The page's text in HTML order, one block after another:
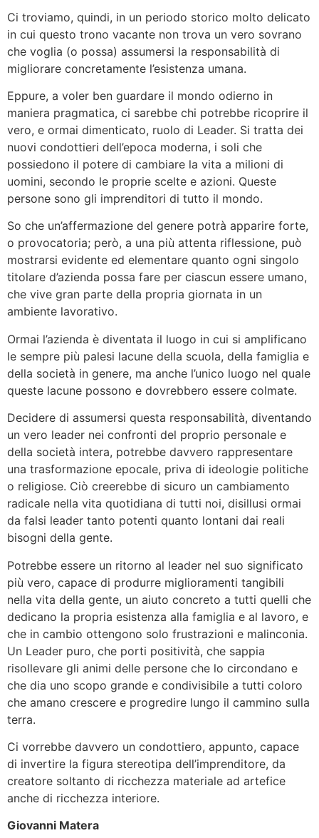
Ci troviamo, quindi, in un periodo storico molto delicato
in cui questo trono vacante non trova un vero sovrano
che voglia (o possa) assumersi la responsabilità di
migliorare concretamente l’esistenza umana.
Eppure, a voler ben guardare il mondo odierno in
maniera pragmatica, ci sarebbe chi potrebbe ricoprire il
vero, e ormai dimenticato, ruolo di Leader. Si tratta dei
nuovi condottieri dell’epoca moderna, i soli che
possiedono il potere di cambiare la vita a milioni di
uomini, secondo le proprie scelte e azioni. Queste
persone sono gli imprenditori di tutto il mondo.
So che un’affermazione del genere potrà apparire forte,
o provocatoria; però, a una più attenta riflessione, può
mostrarsi evidente ed elementare quanto ogni singolo
titolare d’azienda possa fare per ciascun essere umano,
che vive gran parte della propria giornata in un
ambiente lavorativo.
Ormai l’azienda è diventata il luogo in cui si amplificano
le sempre più palesi lacune della scuola, della famiglia e
della società in genere, ma anche l’unico luogo nel quale
queste lacune possono e dovrebbero essere colmate.
Decidere di assumersi questa responsabilità, diventando
un vero leader nei confronti del proprio personale e
della società intera, potrebbe davvero rappresentare
una trasformazione epocale, priva di ideologie politiche
o religiose. Ciò creerebbe di sicuro un cambiamento
radicale nella vita quotidiana di tutti noi, disillusi ormai
da falsi leader tanto potenti quanto lontani dai reali
bisogni della gente.
Potrebbe essere un ritorno al leader nel suo significato
più vero, capace di produrre miglioramenti tangibili
nella vita della gente, un aiuto concreto a tutti quelli che
dedicano la propria esistenza alla famiglia e al lavoro, e
che in cambio ottengono solo frustrazioni e malinconia.
Un Leader puro, che porti positività, che sappia
risollevare gli animi delle persone che lo circondano e
che dia uno scopo grande e condivisibile a tutti coloro
che amano crescere e progredire lungo il cammino sulla
terra.
Ci vorrebbe davvero un condottiero, appunto, capace
di invertire la figura stereotipa dell’imprenditore, da
creatore soltanto di ricchezza materiale ad artefice
anche di ricchezza interiore.
Giovanni Matera